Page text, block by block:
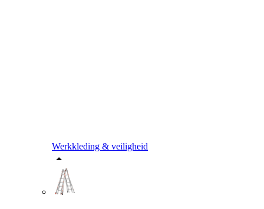
Werkkleding & veiligheid